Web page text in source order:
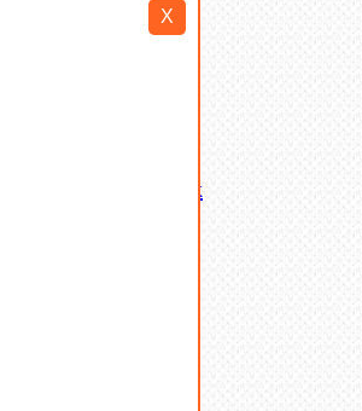
X
бронзовый крепеж